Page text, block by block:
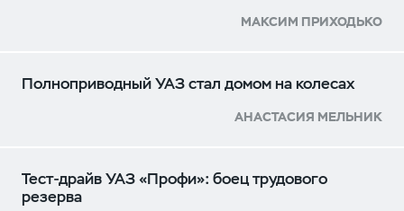
МАКСИМ ПРИХОДЬКО
Полноприводный УАЗ стал домом на колесах
АНАСТАСИЯ МЕЛЬНИК
Тест-драйв УАЗ «Профи»: боец трудового
резерва